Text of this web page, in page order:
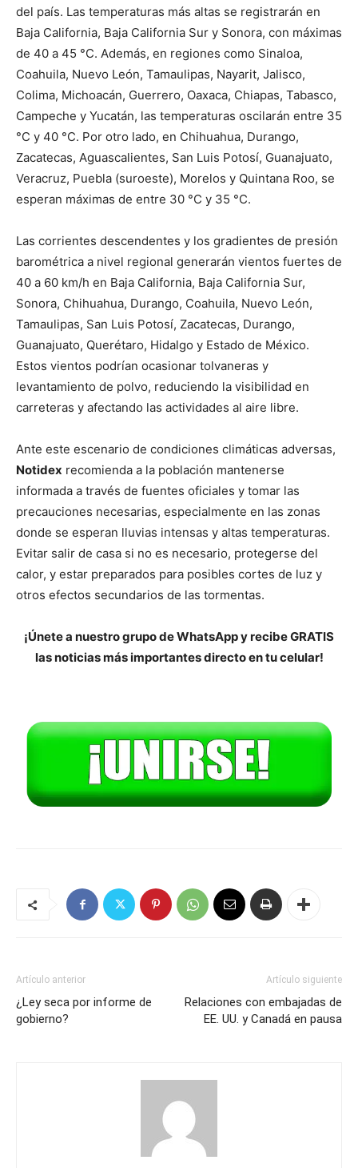
del país. Las temperaturas más altas se registrarán en
Baja California, Baja California Sur y Sonora, con máximas
de 40 a 45 °C. Además, en regiones como Sinaloa,
Coahuila, Nuevo León, Tamaulipas, Nayarit, Jalisco,
Colima, Michoacán, Guerrero, Oaxaca, Chiapas, Tabasco,
Campeche y Yucatán, las temperaturas oscilarán entre 35
°C y 40 °C. Por otro lado, en Chihuahua, Durango,
Zacatecas, Aguascalientes, San Luis Potosí, Guanajuato,
Veracruz, Puebla (suroeste), Morelos y Quintana Roo, se
esperan máximas de entre 30 °C y 35 °C.
Las corrientes descendentes y los gradientes de presión
barométrica a nivel regional generarán vientos fuertes de
40 a 60 km/h en Baja California, Baja California Sur,
Sonora, Chihuahua, Durango, Coahuila, Nuevo León,
Tamaulipas, San Luis Potosí, Zacatecas, Durango,
Guanajuato, Querétaro, Hidalgo y Estado de México.
Estos vientos podrían ocasionar tolvaneras y
levantamiento de polvo, reduciendo la visibilidad en
carreteras y afectando las actividades al aire libre.
Ante este escenario de condiciones climáticas adversas,
Notidex recomienda a la población mantenerse
informada a través de fuentes oficiales y tomar las
precauciones necesarias, especialmente en las zonas
donde se esperan lluvias intensas y altas temperaturas.
Evitar salir de casa si no es necesario, protegerse del
calor, y estar preparados para posibles cortes de luz y
otros efectos secundarios de las tormentas.
¡Únete a nuestro grupo de WhatsApp y recibe GRATIS
las noticias más importantes directo en tu celular!
Artículo anterior
¿Ley seca por informe de
gobierno?
Artículo siguiente
Relaciones con embajadas de
EE. UU. y Canadá en pausa